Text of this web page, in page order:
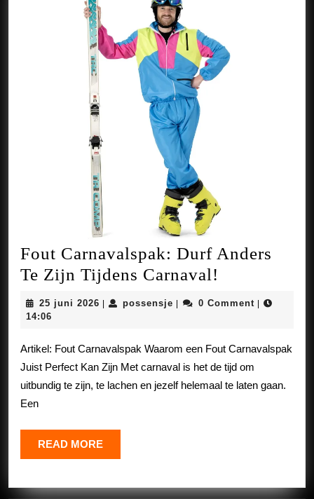
Fout Carnavalspak: Durf Anders
Te Zijn Tijdens Carnaval!
Te
Zijn
25 juni 2026 25
possensje possensje
0 Comment
14:06
Artikel: Fout Carnavalspak Waarom een Fout Carnavalspak
Juist Perfect Kan Zijn Met carnaval is het de tijd om
uitbundig te zijn, te lachen en jezelf helemaal te laten gaan.
Een
READ MOREREAD
MORE